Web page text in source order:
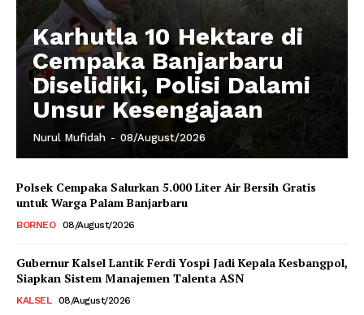
Karhutla 10 Hektare di
Cempaka Banjarbaru
Diselidiki, Polisi Dalami
Unsur Kesengajaan
Nurul Mufidah - 08/August/2026
Polsek Cempaka Salurkan 5.000 Liter Air Bersih Gratis
untuk Warga Palam Banjarbaru
BORNEO 08/August/2026
Gubernur Kalsel Lantik Ferdi Yospi Jadi Kepala Kesbangpol,
Siapkan Sistem Manajemen Talenta ASN
KALSEL 08/August/2026